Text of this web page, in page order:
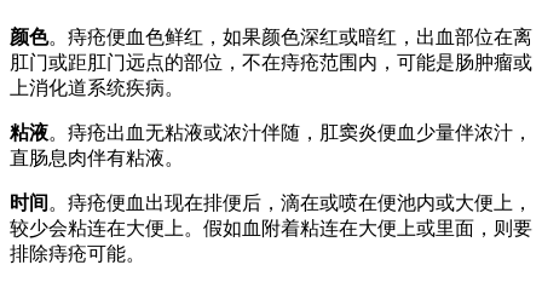
颜色。痔疮便血色鲜红，如果颜色深红或暗红，出血部位在离
肛门或距肛门远点的部位，不在痔疮范围内，可能是肠肿瘤或
上消化道系统疾病。
粘液。痔疮出血无粘液或浓汁伴随，肛窦炎便血少量伴浓汁，
直肠息肉伴有粘液。
时间 。痔疮便血出现在排便后，滴在或喷在便池内或大便上，
较少会粘连在大便上。假如血附着粘连在大便上或里面，则要
排除痔疮可能。